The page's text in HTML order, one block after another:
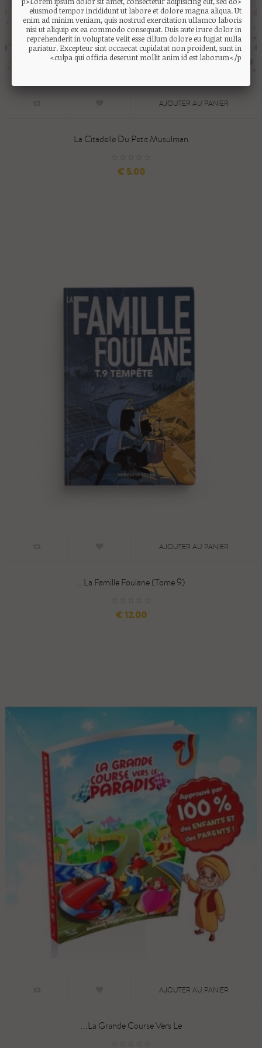
AJOUTER AU PANIER
La Citadelle Du Petit Musulman
السعر
5.00 €
AJOUTER AU PANIER
La Famille Foulane (Tome 9)...
السعر
12.00 €
AJOUTER AU PANIER
La Grande Course Vers Le...
eiusmod tempor incididunt ut labore et dolore magna aliqua. Ut
enim ad minim veniam, quis nostrud exercitation ullamco laboris
nisi ut aliquip ex ea commodo consequat. Duis aute irure dolor in
reprehenderit in voluptate velit esse cillum dolore eu fugiat nulla
pariatur. Excepteur sint occaecat cupidatat non proident, sunt in
culpa qui officia deserunt mollit anim id est laborum</p>